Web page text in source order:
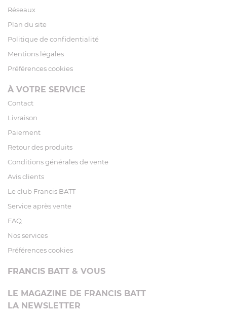
Réseaux
Plan du site
Politique de confidentialité
Mentions légales
Préférences cookies
À VOTRE SERVICE
Contact
Livraison
Paiement
Retour des produits
Conditions générales de vente
Avis clients
Le club Francis BATT
Service après vente
FAQ
Nos services
Préférences cookies
FRANCIS BATT & VOUS
LE MAGAZINE DE FRANCIS BATT
LA NEWSLETTER